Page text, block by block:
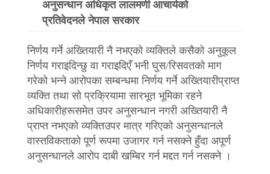
अनुसन्धान अधिकृत लालमणी आचार्यको
प्रतिवेदनले नेपाल सरकार
निर्णय गर्ने अख्तियारी नै नभएको व्यक्तिले कसैको अनुकूल
निर्णय गराइदिन्छु वा गराइदिएँ भनी घुस/रिसवतको माग
गरेको भन्ने आरोपका सम्बन्धमा निर्णय गर्ने अख्तियारीप्राप्त
व्यक्ति तथा सो प्रक्रियामा सारभूत भूमिका रहने
अधिकारीहरूसमेत उपर अनुसन्धान नगरी अख्तियारी नै
प्राप्त नभएको व्यक्तिउपर मात्र गरिएको अनुसन्धानले
वास्तविकताको पूर्ण रूपमा उजागर गर्न नसक्ने हुँदा अपूर्ण
अनुसन्धानले आरोप दाबी खम्बिर गर्न मद्दत गर्न नसक्ने ।